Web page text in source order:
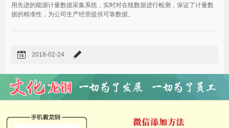
用先进的能源计量数据采集系统，实时对在线数据进行检测，保证了计量数
据的精准性，为公司生产经营提供可靠数据。
2018-02-24